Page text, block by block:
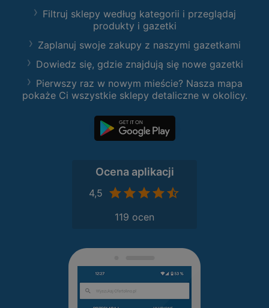
Filtruj sklepy według kategorii i przeglądaj
produkty i gazetki
Zaplanuj swoje zakupy z naszymi gazetkami
Dowiedz się, gdzie znajdują się nowe gazetki
Pierwszy raz w nowym mieście? Nasza mapa
pokaże Ci wszystkie sklepy detaliczne w okolicy.
Ocena aplikacji
4,5
119 ocen